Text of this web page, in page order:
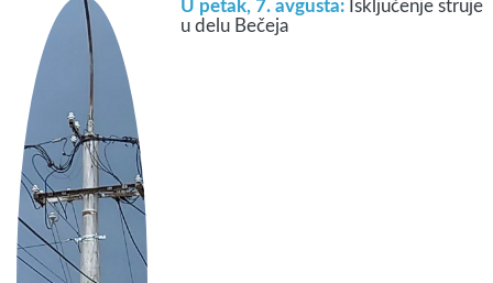
U petak, 7. avgusta: Isključenje struje
u delu Bečeja